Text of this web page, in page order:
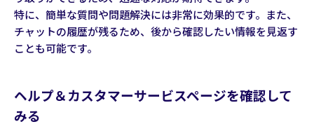
特に、簡単な質問や問題解決には非常に効果的です。また、
チャットの履歴が残るため、後から確認したい情報を見返す
ことも可能です。
ヘルプ＆カスタマーサービスページを確認して
みる